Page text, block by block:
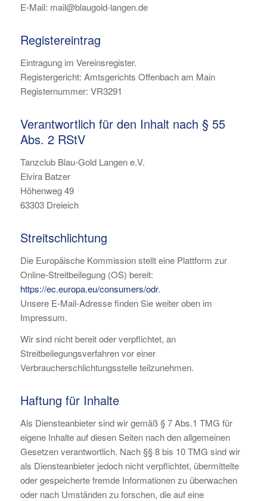
E-Mail: mail@blaugold-langen.de
Registereintrag
Eintragung im Vereinsregister.
Registergericht: Amtsgerichts Offenbach am Main
Registernummer: VR3291
Verantwortlich für den Inhalt nach § 55
Abs. 2 RStV
Tanzclub Blau-Gold Langen e.V.
Elvira Batzer
Höhenweg 49
63303 Dreieich
Streitschlichtung
Die Europäische Kommission stellt eine Plattform zur
Online-Streitbeilegung (OS) bereit:
https://ec.europa.eu/consumers/odr.
Unsere E-Mail-Adresse finden Sie weiter oben im
Impressum.
Wir sind nicht bereit oder verpflichtet, an
Streitbeilegungsverfahren vor einer
Verbraucherschlichtungsstelle teilzunehmen.
Haftung für Inhalte
Als Diensteanbieter sind wir gemäß § 7 Abs.1 TMG für
eigene Inhalte auf diesen Seiten nach den allgemeinen
Gesetzen verantwortlich. Nach §§ 8 bis 10 TMG sind wir
als Diensteanbieter jedoch nicht verpflichtet, übermittelte
oder gespeicherte fremde Informationen zu überwachen
oder nach Umständen zu forschen, die auf eine